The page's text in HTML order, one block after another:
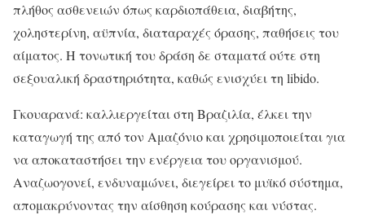
πλήθος ασθενειών όπως καρδιοπάθεια, διαβήτης,
χοληστερίνη, αϋπνία, διαταραχές όρασης, παθήσεις του
αίματος. Η τονωτική του δράση δε σταματά ούτε στη
σεξουαλική δραστηριότητα, καθώς ενισχύει τη libido.
Γκουαρανά: καλλιεργείται στη Βραζιλία, έλκει την
καταγωγή της από τον Αμαζόνιο και χρησιμοποιείται για
να αποκαταστήσει την ενέργεια του οργανισμού.
Αναζωογονεί, ενδυναμώνει, διεγείρει το μυϊκό σύστημα,
απομακρύνοντας την αίσθηση κούρασης και νύστας.